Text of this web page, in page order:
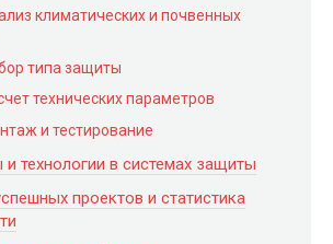
климатических и почвенных
типа защиты
технических параметров
и тестирование
технологии в системах защиты
проектов и статистика